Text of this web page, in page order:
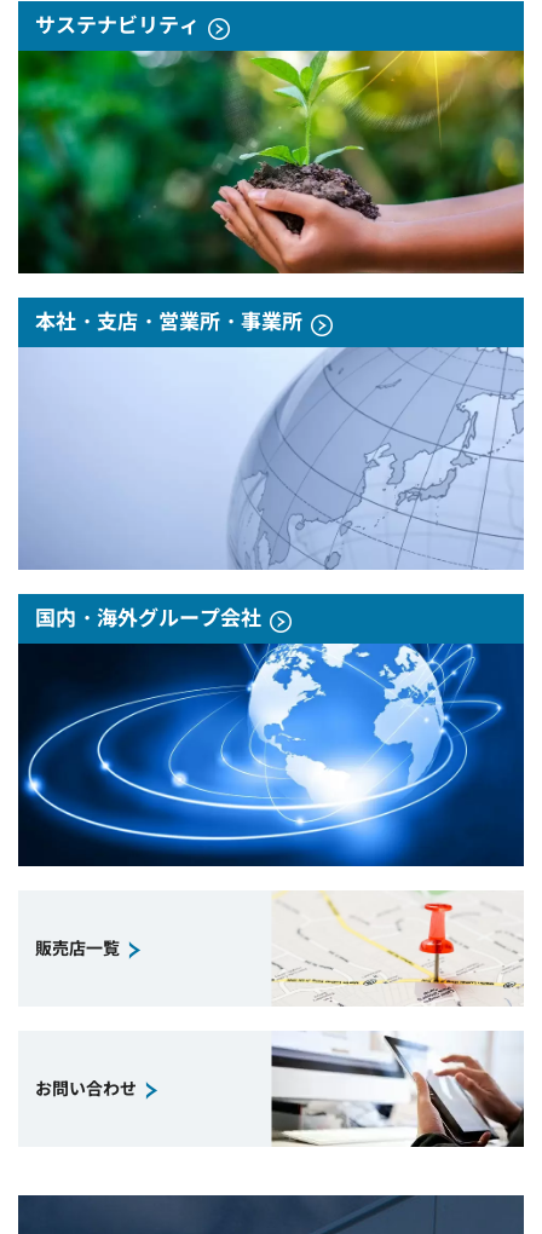
サステナビリティ
本社・支店・営業所・事業所
国内・海外グループ会社
販売店一覧
お問い合わせ